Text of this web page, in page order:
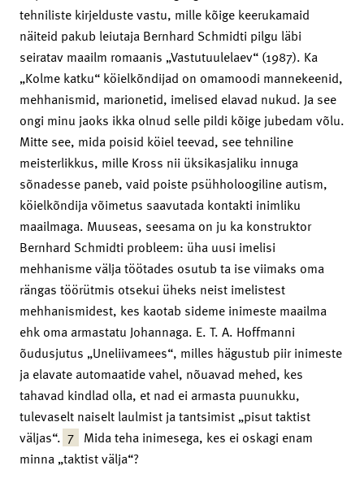
tehniliste kirjelduste vastu, mille kõige keerukamaid
näiteid pakub leiutaja Bernhard Schmidti pilgu läbi
seiratav maailm romaanis „Vastutuulelaev“ (1987). Ka
„Kolme katku“ köielkõndijad on omamoodi mannekeenid,
mehhanismid, marionetid, imelised elavad nukud. Ja see
ongi minu jaoks ikka olnud selle pildi kõige jubedam võlu.
Mitte see, mida poisid köiel teevad, see tehniline
meisterlikkus, mille Kross nii üksikasjaliku innuga
sõnadesse paneb, vaid poiste psühholoogiline autism,
köielkõndija võimetus saavutada kontakti inimliku
maailmaga. Muuseas, seesama on ju ka konstruktor
Bernhard Schmidti probleem: üha uusi imelisi
mehhanisme välja töötades osutub ta ise viimaks oma
rängas töörütmis otsekui üheks neist imelistest
mehhanismidest, kes kaotab sideme inimeste maailma
ehk oma armastatu Johannaga. E. T. A. Hoffmanni
õudusjutus „Uneliivamees“, milles hägustub piir inimeste
ja elavate automaatide vahel, nõuavad mehed, kes
tahavad kindlad olla, et nad ei armasta puunukku,
tulevaselt naiselt laulmist ja tantsimist „pisut taktist
väljas“. 7 Mida teha inimesega, kes ei oskagi enam
minna „taktist välja“?